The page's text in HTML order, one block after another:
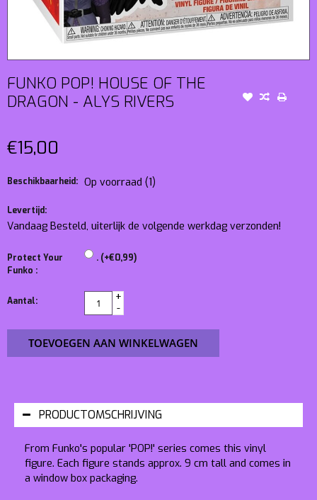
FUNKO POP! HOUSE OF THE
DRAGON - ALYS RIVERS
€15,00
Beschikbaarheid: Op voorraad (1)
Levertijd:
Vandaag Besteld, uiterlijk de volgende werkdag verzonden!
Protect Your
Funko :
. (+€0,99)
Aantal:
+
-
TOEVOEGEN AAN WINKELWAGEN
PRODUCTOMSCHRIJVING
From Funko's popular 'POP!' series comes this vinyl
figure. Each figure stands approx. 9 cm tall and comes in
a window box packaging.